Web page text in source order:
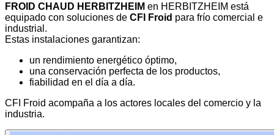
FROID CHAUD HERBITZHEIM en HERBITZHEIM está
equipado con soluciones de CFI Froid para frío comercial e
industrial.
Estas instalaciones garantizan:
un rendimiento energético óptimo,
una conservación perfecta de los productos,
fiabilidad en el día a día.
CFI Froid acompaña a los actores locales del comercio y la
industria.